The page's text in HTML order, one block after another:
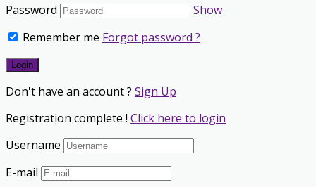
Password
Show
Remember me Forgot password ?
Don't have an account ? Sign Up
Registration complete ! Click here to login
Username
E-mail